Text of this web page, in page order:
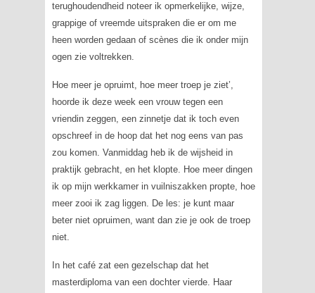
terughoudendheid noteer ik opmerkelijke, wijze,
grappige of vreemde uitspraken die er om me
heen worden gedaan of scènes die ik onder mijn
ogen zie voltrekken.
Hoe meer je opruimt, hoe meer troep je ziet’,
hoorde ik deze week een vrouw tegen een
vriendin zeggen, een zinnetje dat ik toch even
opschreef in de hoop dat het nog eens van pas
zou komen. Vanmiddag heb ik de wijsheid in
praktijk gebracht, en het klopte. Hoe meer dingen
ik op mijn werkkamer in vuilniszakken propte, hoe
meer zooi ik zag liggen. De les: je kunt maar
beter niet opruimen, want dan zie je ook de troep
niet.
In het café zat een gezelschap dat het
masterdiploma van een dochter vierde. Haar